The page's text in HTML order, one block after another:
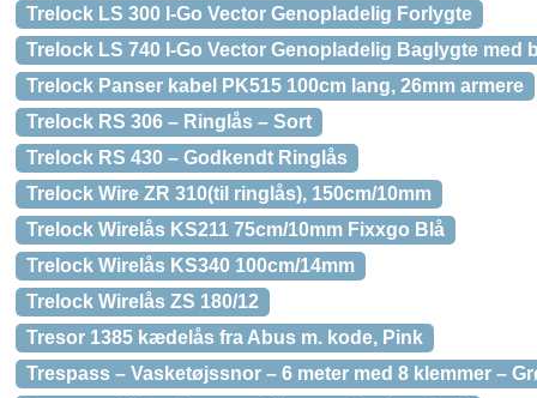
Trelock LS 300 I-Go Vector Genopladelig Forlygte
Trelock LS 740 I-Go Vector Genopladelig Baglygte med
Trelock Panser kabel PK515 100cm lang, 26mm armere
Trelock RS 306 – Ringlås – Sort
Trelock RS 430 – Godkendt Ringlås
Trelock Wire ZR 310(til ringlås), 150cm/10mm
Trelock Wirelås KS211 75cm/10mm Fixxgo Blå
Trelock Wirelås KS340 100cm/14mm
Trelock Wirelås ZS 180/12
Tresor 1385 kædelås fra Abus m. kode, Pink
Trespass – Vasketøjssnor – 6 meter med 8 klemmer –